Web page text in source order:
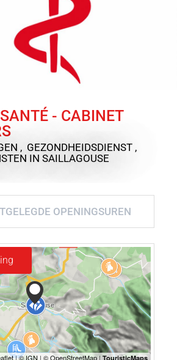
- CABINET
, GEZONDHEIDSDIENST ,
IN SAILLAGOUSE
OPENINGSUREN